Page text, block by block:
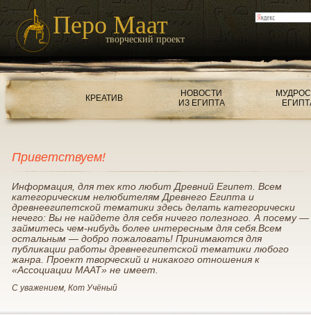
Перо Маат
творческий проект
КРЕАТИВ
НОВОСТИ
ИЗ ЕГИПТА
Приветствуем!
Информация, для тех кто любит Древний Египет. Всем
категорическим нелюбителям Древнего Египта и
древнеегипетской тематики здесь делать категорически
нечего: Вы не найдете для себя ничего полезного. А посему —
займитесь чем-нибудь более интересным для себя.Всем
остальным — добро пожаловать! Принимаются для
публикации работы древнеегипетской тематики любого
жанра. Проект творческий и никакого отношения к
«Ассоциации МААТ» не имеет.
С уважением, Кот Учёный